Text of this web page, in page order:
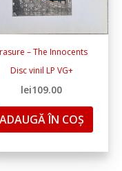
– The Innocents
Disc vinil LP VG+
lei109.00
ADAUGĂ ÎN COȘ